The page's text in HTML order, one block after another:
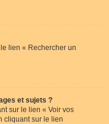
lien « Rechercher un
et sujets ?
sur le lien « Voir vos
cliquant sur le lien